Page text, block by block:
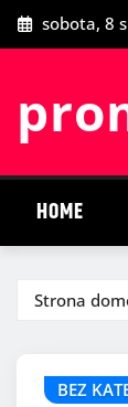
Przeskocz
do
sobota, 8
HOME
Strona
BEZ